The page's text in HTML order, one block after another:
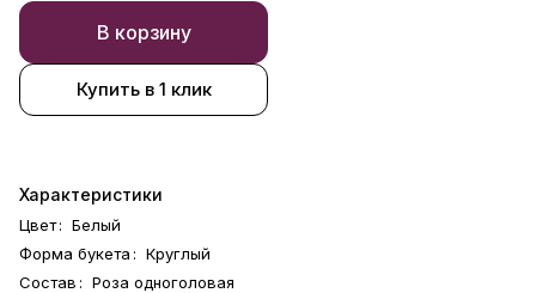
В корзину
Купить в 1 клик
Характеристики
Цвет: Белый
Форма букета : Круглый
Состав : Роза одноголовая